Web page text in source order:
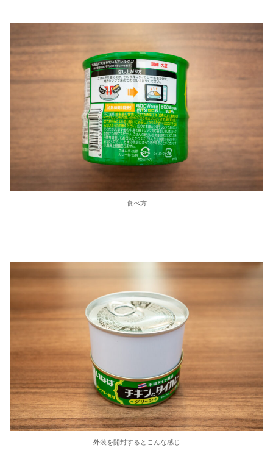
食べ方
外装を開封するとこんな感じ